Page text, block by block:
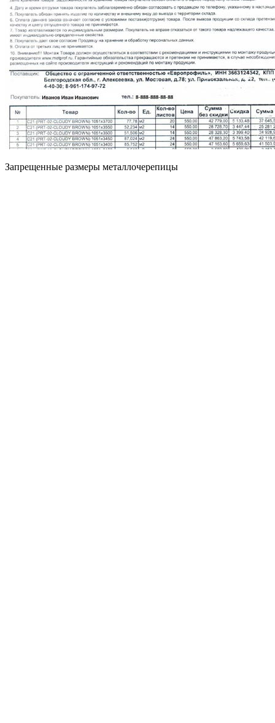
Запрещенные размеры металлочерепицы